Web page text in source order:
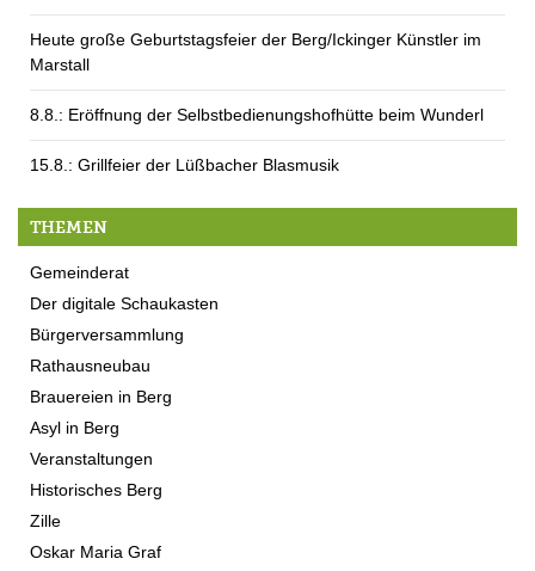
Heute große Geburtstagsfeier der Berg/Ickinger Künstler im
Marstall
8.8.: Eröffnung der Selbstbedienungshofhütte beim Wunderl
15.8.: Grillfeier der Lüßbacher Blasmusik
THEMEN
Gemeinderat
Der digitale Schaukasten
Bürgerversammlung
Rathausneubau
Brauereien in Berg
Asyl in Berg
Veranstaltungen
Historisches Berg
Zille
Oskar Maria Graf